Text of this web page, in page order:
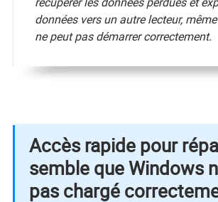
données vers un autre lecteur,
ne peut pas démarrer correctement.
Accès rapide pour
semble que Windows
pas chargé